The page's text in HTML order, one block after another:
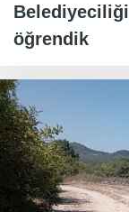
Belediyeciliği
öğrendik